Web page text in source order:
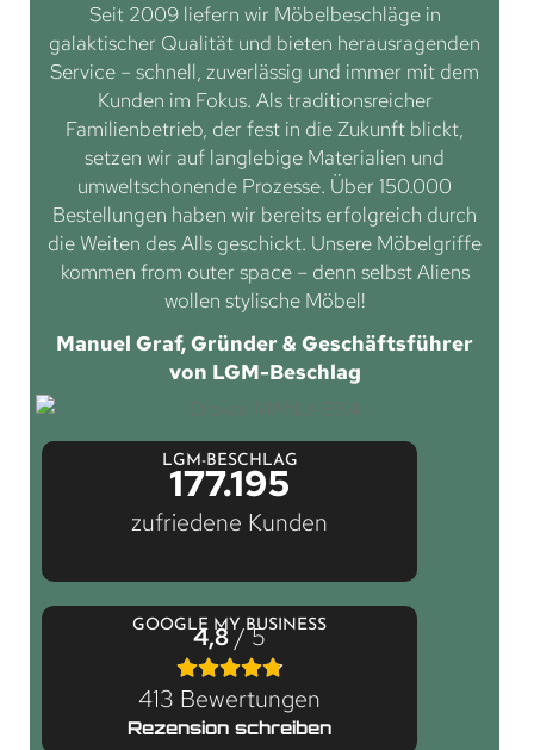
Seit 2009 liefern wir Möbelbeschläge in
galaktischer Qualität und bieten herausragenden
Service – schnell, zuverlässig und immer mit dem
Kunden im Fokus. Als traditionsreicher
Familienbetrieb, der fest in die Zukunft blickt,
setzen wir auf langlebige Materialien und
umweltschonende Prozesse. Über 150.000
Bestellungen haben wir bereits erfolgreich durch
die Weiten des Alls geschickt. Unsere Möbelgriffe
kommen from outer space – denn selbst Aliens
wollen stylische Möbel!
Manuel Graf, Gründer & Geschäftsführer
von LGM-Beschlag
LGM-BESCHLAG
177.195
zufriedene Kunden
GOOGLE MY BUSINESS
4,8/ 5
413 Bewertungen
Rezension schreiben